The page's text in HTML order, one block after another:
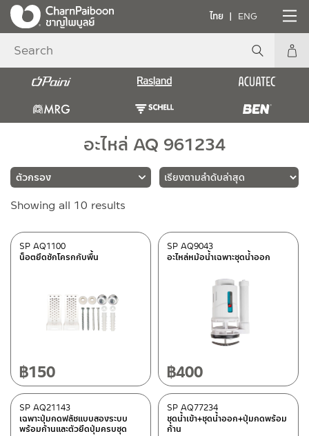
ไทย ENG
อะไหล่ AQ 961234
แบรนด์
RASLAND (10)
อะไหล่กลุ่มสุขภัณฑ์(10)
Rasland-AQ2
มีสต็อกปกติ
Showing all 10 results
latest
น็อตยึดชักโครกกับพื้น
SP AQ1100
฿150
อะไหล่หม้อน้ำเฉพาะชุดน้ำออก
SP AQ9043
฿400
เฉพาะปุ่มกดฟลัชแบบสองระบบ
พร้อมก้านและตัวยึดปุ่มครบชุด
SP AQ21143
ชุดน้ำเข้า+ชุดน้ำออก+ปุ่มกดพร้อม
ก้าน
SP AQ77234